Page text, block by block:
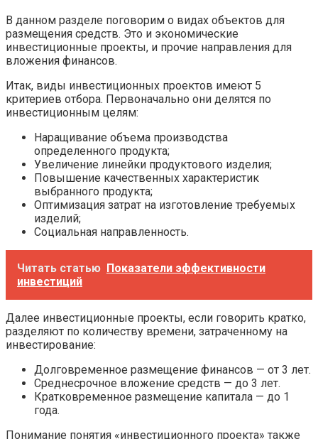
В данном разделе поговорим о видах объектов для
размещения средств. Это и экономические
инвестиционные проекты, и прочие направления для
вложения финансов.
Итак, виды инвестиционных проектов имеют 5
критериев отбора. Первоначально они делятся по
инвестиционным целям:
Наращивание объема производства
определенного продукта;
Увеличение линейки продуктового изделия;
Повышение качественных характеристик
выбранного продукта;
Оптимизация затрат на изготовление требуемых
изделий;
Социальная направленность.
Читать статью Показатели эффективности
инвестиций
Далее инвестиционные проекты, если говорить кратко,
разделяют по количеству времени, затраченному на
инвестирование:
Долговременное размещение финансов — от 3 лет.
Среднесрочное вложение средств — до 3 лет.
Кратковременное размещение капитала — до 1
года.
Понимание понятия «инвестиционного проекта» также